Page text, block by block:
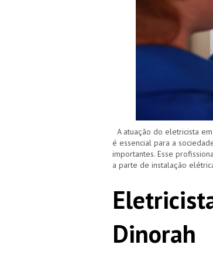
A atuação do eletricista
é essencial para a
importantes. Esse
a parte de instalação
Dinorah